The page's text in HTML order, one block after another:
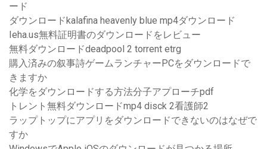
ード
ダウンロードkalafina heavenly blue mp4ダウンロード
Ieha.us無料証明書のダウンロードをレビュー
無料ダウンロードdeadpool 2 torrent etrg
購入済みの叙事詩ゲームランチャーPCをダウンロードで
きますか
化学をダウンロードする方法分子アプローチpdf
トレント無料ダウンロードmp4 disck 2看護師2
ラップトップにアプリをダウンロードできないのはなぜで
すか